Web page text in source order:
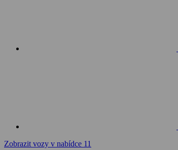
Zobrazit vozy v nabídce 11